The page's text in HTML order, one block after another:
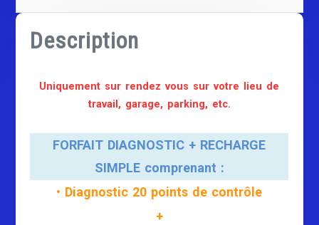
Description
Uniquement sur rendez vous sur votre lieu de
travail, garage, parking, etc.
FORFAIT DIAGNOSTIC + RECHARGE
SIMPLE comprenant :
• Diagnostic 20 points de contrôle
+